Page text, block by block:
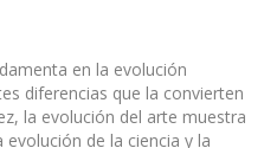
en la evolución
diferencias que la convierten
la evolución del arte muestra
de la ciencia y la